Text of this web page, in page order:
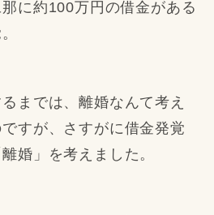
に約100万円の借金がある
までは、離婚なんて考え
すが、さすがに借金発覚
婚」を考えました。